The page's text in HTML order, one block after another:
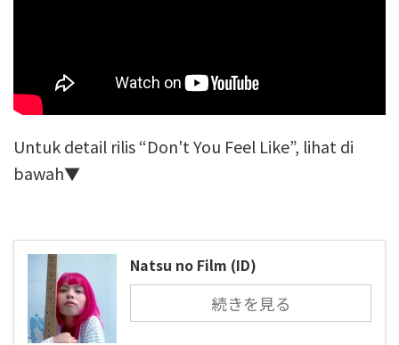
Untuk detail rilis “Don't You Feel Like”, lihat di
bawah▼
Natsu no Film (ID)
続きを見る